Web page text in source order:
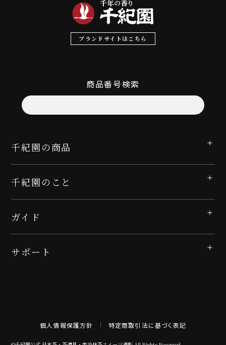
ブランドサイトはこちら
商品番号検索
千紀園の商品
千紀園のこと
ガイド
サポート
個人情報保護方針 特定商取引法に基づく表記